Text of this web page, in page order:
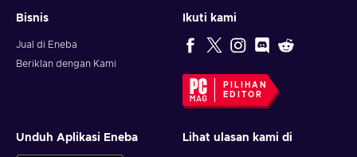
Bisnis
Jual di Eneba
Beriklan dengan Kami
Ikuti kami
PILIHAN
EDITOR
Unduh Aplikasi Eneba Lihat ulasan kami di